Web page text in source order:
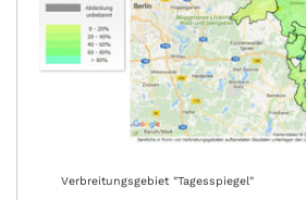
Verbreitungsgebiet "Tagesspiegel"